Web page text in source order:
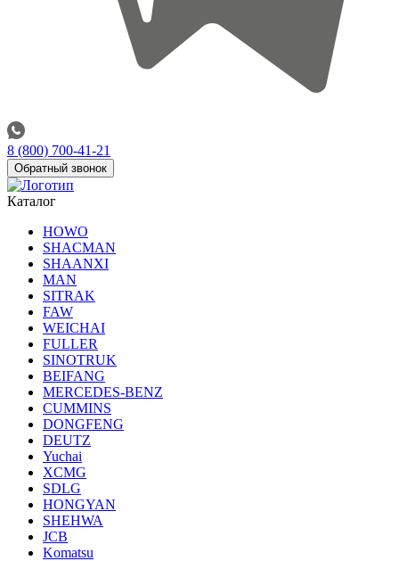
8 (800) 700-41-21
Обратный звонок
Каталог
HOWO
SHACMAN
SHAANXI
MAN
SITRAK
FAW
WEICHAI
FULLER
SINOTRUK
BEIFANG
MERCEDES-BENZ
CUMMINS
DONGFENG
DEUTZ
Yuchai
XCMG
SDLG
HONGYAN
SHEHWA
JCB
Komatsu